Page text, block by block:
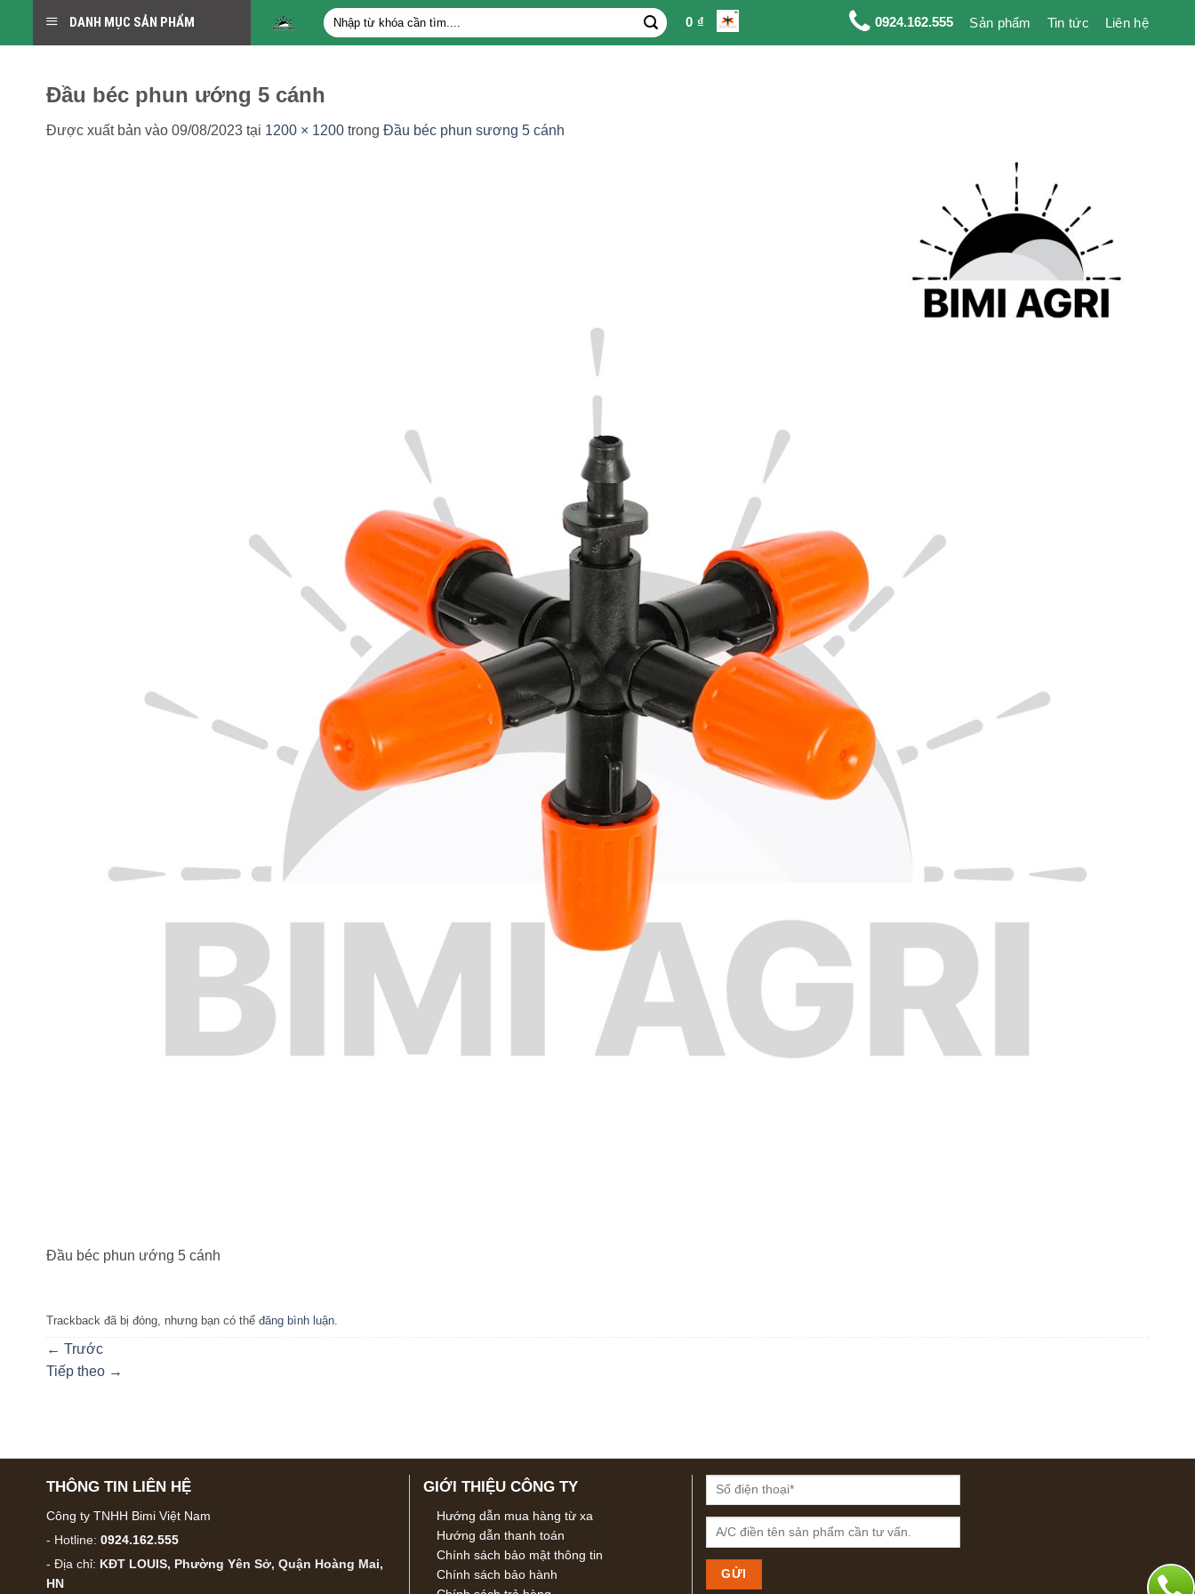
Tìm
kiếm:
0 ₫ 0924.162.555 Sản phẩm Tin tức Liên hệ
DANH MỤC SẢN PHẨM
Đầu béc phun ướng 5 cánh
Được xuất bản vào 09/08/2023 tại 1200 × 1200 trong Đầu béc phun sương 5 cánh
Đầu béc phun ướng 5 cánh
Trackback đã bị đóng, nhưng bạn có thể đăng bình luận.
← Trước
Tiếp theo →
THÔNG TIN LIÊN HỆ
Công ty TNHH Bimi Việt Nam
- Hotline: 0924.162.555
- Địa chỉ: KĐT LOUIS, Phường Yên Sở, Quận Hoàng Mai,
HN
GIỚI THIỆU CÔNG TY
Hướng dẫn mua hàng từ xa
Hướng dẫn thanh toán
Chính sách bảo mật thông tin
Chính sách bảo hành